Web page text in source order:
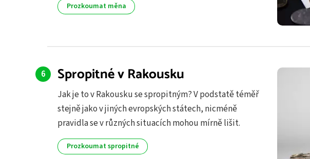
Prozkoumat měna
Spropitné v Rakousku
Jak je to v Rakousku se spropitným? V podstatě téměř
stejně jako v jiných evropských státech, nicméně
pravidla se v různých situacích mohou mírně lišit.
Prozkoumat spropitné